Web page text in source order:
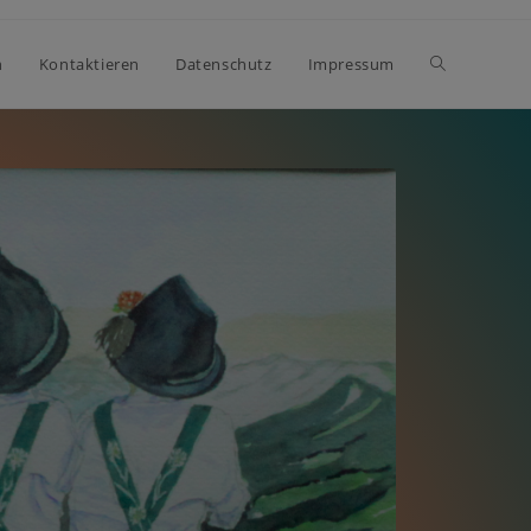
Kontaktieren Datenschutz Impressum